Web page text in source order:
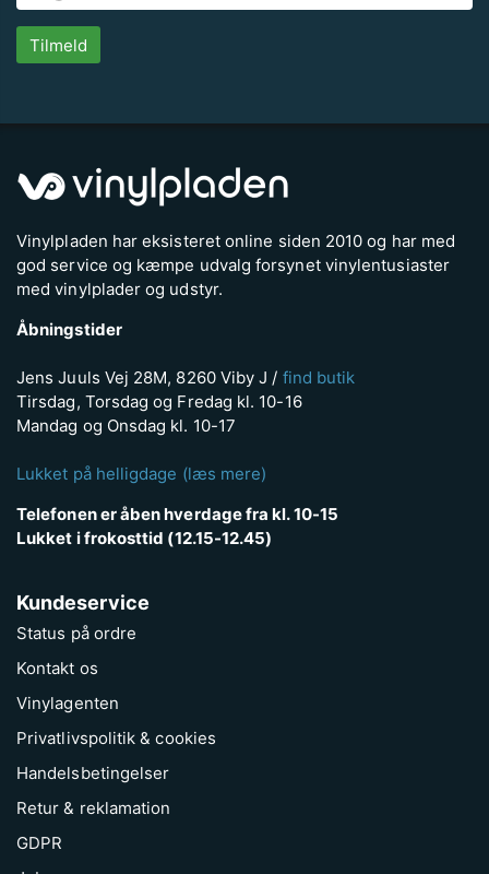
Tilmeld
Vinylpladen har eksisteret online siden 2010 og har med
god service og kæmpe udvalg forsynet vinylentusiaster
med vinylplader og udstyr.
Åbningstider
Jens Juuls Vej 28M, 8260 Viby J / find butik
Tirsdag, Torsdag og Fredag kl. 10-16
Mandag og Onsdag kl. 10-17
Lukket på helligdage (læs mere)
Telefonen er åben hverdage fra kl. 10-15
Lukket i frokosttid (12.15-12.45)
Kundeservice
Status på ordre
Kontakt os
Vinylagenten
Privatlivspolitik & cookies
Handelsbetingelser
Retur & reklamation
GDPR